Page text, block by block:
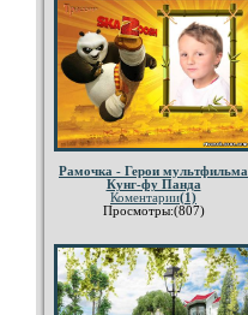
Рамочка - Герои мультфильма
Кунг-фу Панда
Коментарии(1)
Просмотры:(807)